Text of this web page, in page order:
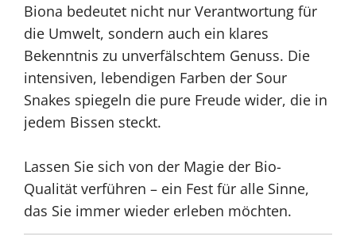
Biona bedeutet nicht nur Verantwortung für
die Umwelt, sondern auch ein klares
Bekenntnis zu unverfälschtem Genuss. Die
intensiven, lebendigen Farben der Sour
Snakes spiegeln die pure Freude wider, die in
jedem Bissen steckt.
Lassen Sie sich von der Magie der Bio-
Qualität verführen – ein Fest für alle Sinne,
das Sie immer wieder erleben möchten.